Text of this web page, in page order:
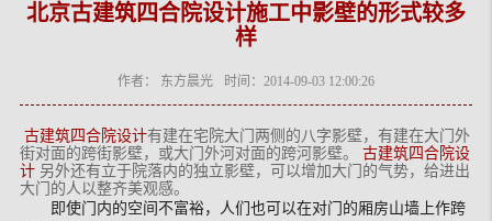
北京古建筑四合院设计施工中影壁的形式较多
样
作者： 东方晨光 时间：2014-09-03 12:00:26
古建筑四合院设计有建在宅院大门两侧的八字影壁，有建在大门外
街对面的跨街影壁，或大门外河对面的跨河影壁。 古建筑四合院设
计 另外还有立于院落内的独立影壁，可以增加大门的气势，给进出
大门的人以整齐美观感。
即使门内的空间不富裕，人们也可以在对门的厢房山墙上作跨